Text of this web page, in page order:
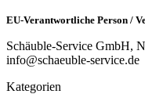
EU-Verantwortliche Person /
Schäuble-Service GmbH,
info@schaeuble-service.de
Kategorien